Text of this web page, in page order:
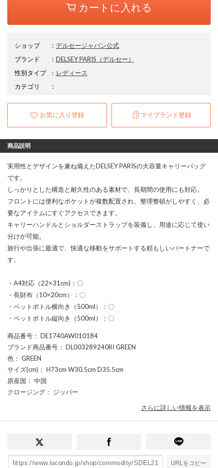
カートに入れる
ショップ ： デルセージャパン公式
ブランド
： DELSEY PARIS （デルセー）
性別タイプ
： レディース
カテゴリ
：
お気に入り登録 マイブランド登録
商品説明
実用性とデザインを兼ね備えたDELSEY PARISの大容量キャリーバッグ
です。
しっかりとした構造と耐久性のある素材で、長期間の使用にも対応。
フロントには便利なポケットが複数配置され、整理整頓がしやすく、必
要なアイテムにすぐアクセスできます。
キャリーハンドルとショルダーストラップを装備し、用途に応じて使い
分けが可能。
旅行や出張に最適で、快適な移動をサポートする頼もしいパートナーで
す。
・A4対応（22×31cm)：〇
・長財布（10×20cm）：〇
・ペットボトル横向き（500ml）：〇
・ペットボトル縦向き（500ml）：〇
商品番号 ： DE1740AW010184
ブランド商品番号 ： DL003289240RI GREEN
色 ： GREEN
サイズ(cm) ： H73cm W30.5cm D35.5cm
原産国 ： 中国
クロージング ： ジッパー
さらに詳しい情報を表示
URLをコピー